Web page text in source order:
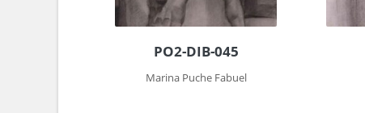
PO2-DIB-045
Marina Puche Fabuel